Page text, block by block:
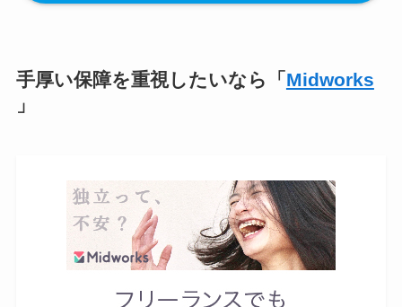
手厚い保障を重視したいなら「 Midworks
」